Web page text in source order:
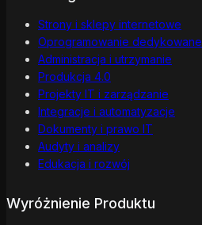
Strony i sklepy internetowe
Oprogramowanie dedykowane
Administracja i utrzymanie
Produkcja 4.0
Projekty IT i zarządzanie
Integracje i automatyzacje
Dokumenty i prawo IT
Audyty i analizy
Edukacja i rozwój
Wyróżnienie Produktu